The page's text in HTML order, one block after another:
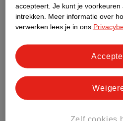
Zolang duurt
Bij de meeste vrouwen gaat
zijn langer misselijk of hebben er af
hele zwangerschap. 90% van de
Krijg je na week 12 pas last van
accepteert. Je kunt je
intrekken.
Meer informatie over
verwerken lees je in ons
Zelf cookies